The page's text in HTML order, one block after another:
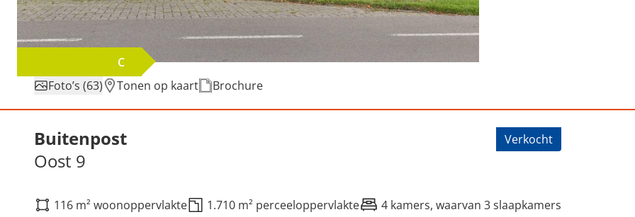
C
Foto’s (63)
Tonen op kaart Brochure
Verkocht: Oost 9, Buitenpost
Buitenpost
Oost 9
Verkocht
116 m² woonoppervlakte 1.710 m² perceeloppervlakte 4 kamers, waarvan 3 slaapkamers